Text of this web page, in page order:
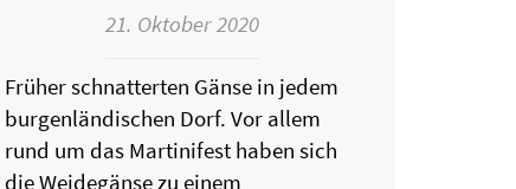
21. Oktober 2020
Früher schnatterten Gänse in jedem
burgenländischen Dorf. Vor allem
rund um das Martinifest haben sich
die Weidegänse zu einem